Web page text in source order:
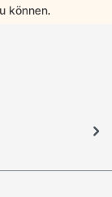
können.